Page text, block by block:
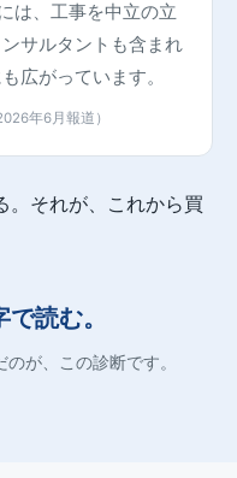
は、工事を中立の立
サルタントも含まれ
広がっています。
年6月報道）
。それが、これから買
読む。
が、この診断です。